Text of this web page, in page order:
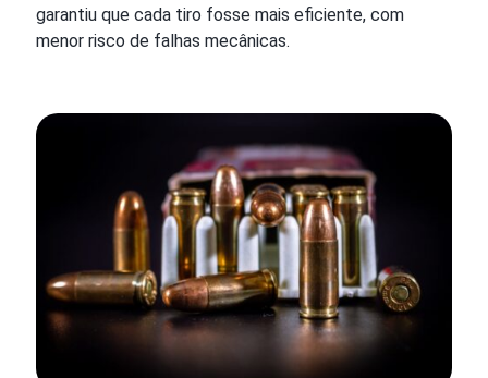
garantiu que cada tiro fosse mais eficiente, com
menor risco de falhas mecânicas.